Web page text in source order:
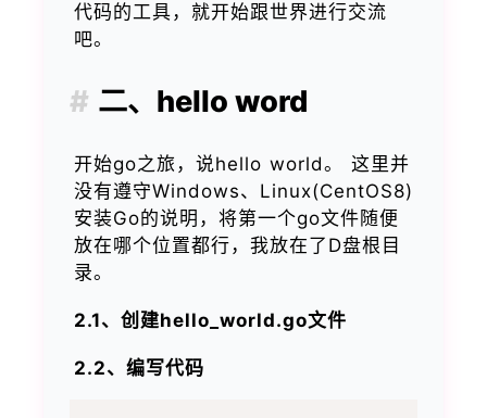
代码的工具，就开始跟世界进行交流
吧。
二、hello word
开始go之旅，说hello world。 这里并
没有遵守Windows、Linux(CentOS8)
安装Go的说明，将第一个go文件随便
放在哪个位置都行，我放在了D盘根目
录。
2.1、创建hello_world.go文件
2.2、编写代码